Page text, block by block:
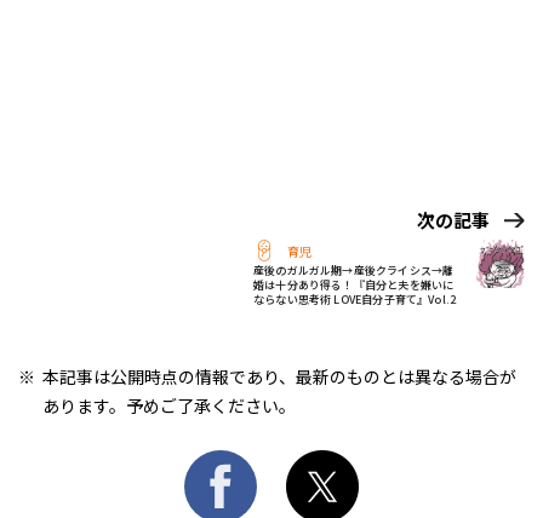
次の記事
育児
産後のガルガル期→産後クライシス→離
婚は十分あり得る！『自分と夫を嫌いに
ならない思考術 LOVE自分子育て』Vol.2
本記事は公開時点の情報であり、最新のものとは異なる場合が
あります。予めご了承ください。